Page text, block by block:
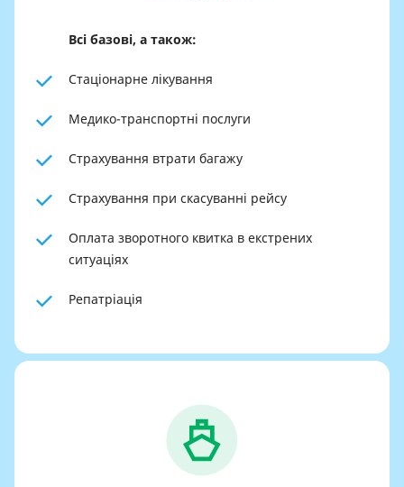
Всі базові, а також:
Стаціонарне лікування
Медико-транспортні послуги
Страхування втрати багажу
Страхування при скасуванні рейсу
Оплата зворотного квитка в екстрених
ситуаціях
Репатріація